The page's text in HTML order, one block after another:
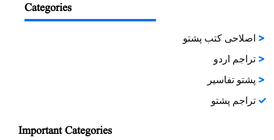
Categories
اصلاحی کتب پشتو
تراجم اردو
پشتو تفاسیر
تراجم پشتو
Important Categories